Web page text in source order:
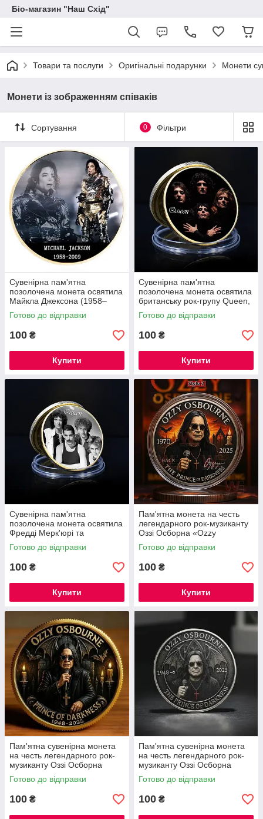
Біо-магазин "Наш Схід"
Товари та послуги Оригінальні подарунки Монети
Монети із зображенням співаків
Сортування 0 Фільтри
Сувенірна пам'ятна
позолочена монета освятила
Майкла Джексона (1958–
2009).
Готово до відправки
100 ₴
Купити
Сувенірна пам'ятна
позолочена монета освятила
британську рок-групу Queen,
Фредді Мерк'юрі
Готово до відправки
100 ₴
Купити
Сувенірна пам'ятна
позолочена монета освятила
Фредді Мерк'юрі та
британська група Queen.
Фредді Мерк'юрі
Готово до відправки
100 ₴
Купити
Пам'ятна монета на честь
легендарного рок-музиканту
Оззі Осборна «Ozzy
Osbourne» «THE PRINCE OF
DARKNESS» («Принц
Готово до відправки
100 ₴
Купити
Пам'ятна сувенірна монета
на честь легендарного рок-
музиканту Оззі Осборна
(Ozzy Osbourne). (2D UV-
друк)
Готово до відправки
100 ₴
Пам'ятна сувенірна монета
на честь легендарного рок-
музиканту Оззі Осборна
(Ozzy Osbourne). (2D UV-
друк)
Готово до відправки
100 ₴